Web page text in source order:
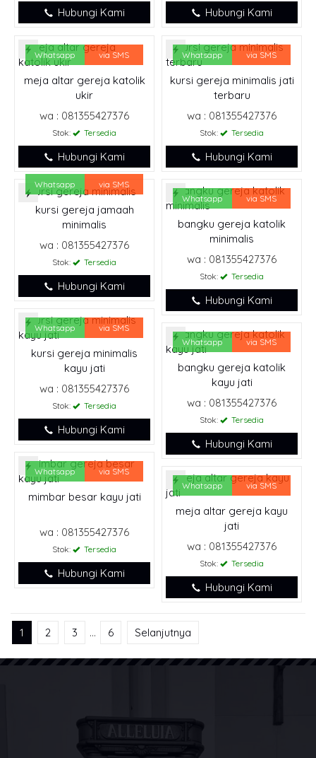
Hubungi Kami Hubungi Kami
Whatsapp via SMS
meja altar gereja katolik
ukir
wa : 081355427376
Stok: Tersedia
Hubungi Kami
Whatsapp via SMS
kursi gereja minimalis jati
terbaru
wa : 081355427376
Stok: Tersedia
Hubungi Kami
Whatsapp via SMS
kursi gereja jamaah
minimalis
wa : 081355427376
Stok: Tersedia
Hubungi Kami
Whatsapp via SMS
bangku gereja katolik
minimalis
wa : 081355427376
Stok: Tersedia
Hubungi Kami
Whatsapp via SMS
kursi gereja minimalis
kayu jati
wa : 081355427376
Stok: Tersedia
Hubungi Kami
Whatsapp via SMS
bangku gereja katolik
kayu jati
wa : 081355427376
Stok: Tersedia
Hubungi Kami
Whatsapp via SMS
mimbar besar kayu jati
wa : 081355427376
Stok: Tersedia
Hubungi Kami
Whatsapp via SMS
meja altar gereja kayu
jati
wa : 081355427376
Stok: Tersedia
Hubungi Kami
1 2 3 … 6 Selanjutnya